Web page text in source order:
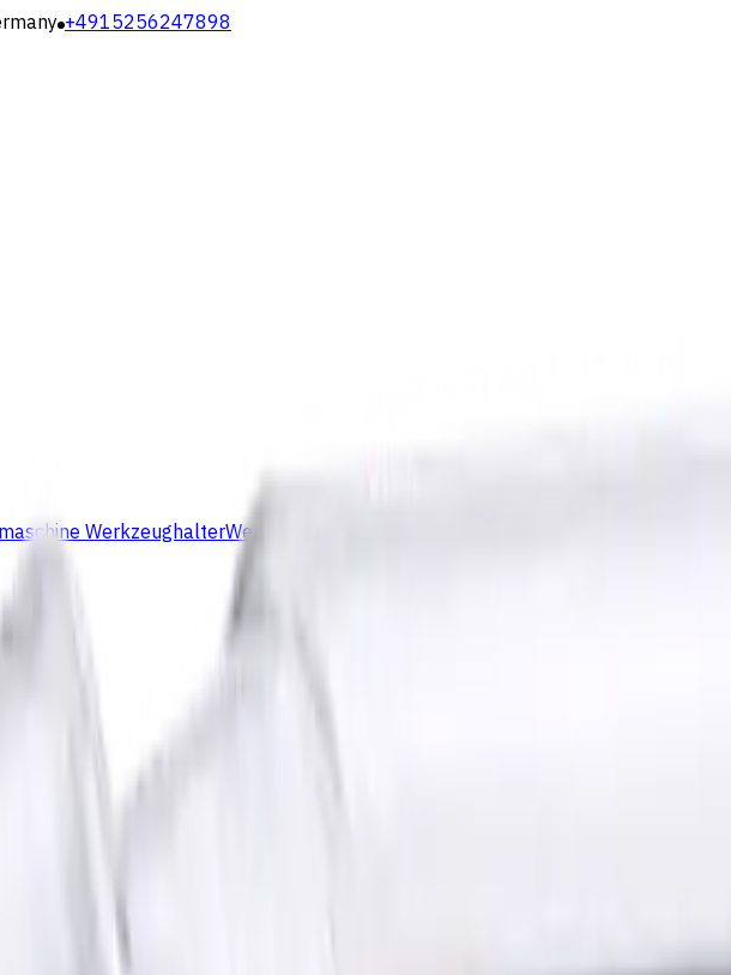
+4915256247898
WerkzeughalterWendeschneidplatten Drehen
Standardlänge, Für N-Materialien, Unbeschichtet